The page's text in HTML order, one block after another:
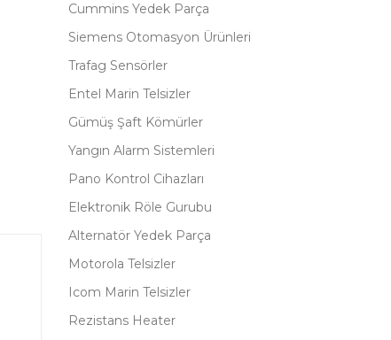
Cummins Yedek Parça
Siemens Otomasyon Ürünleri
Trafag Sensörler
Entel Marin Telsizler
Gümüş Şaft Kömürler
Yangın Alarm Sistemleri
Pano Kontrol Cihazları
Elektronik Röle Gurubu
Alternatör Yedek Parça
Motorola Telsizler
Icom Marin Telsizler
Rezistans Heater